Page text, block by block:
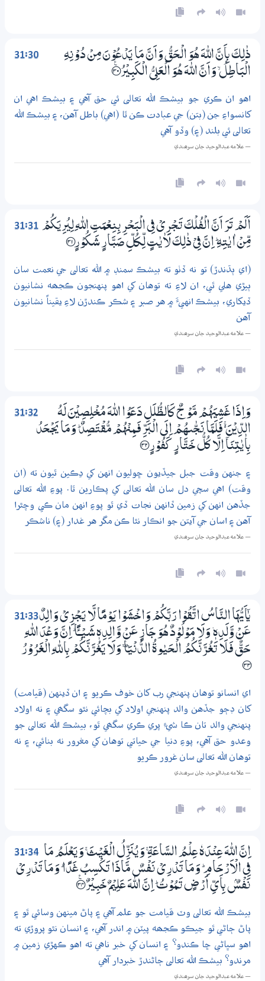
31:30
ذٰلِكَ بِاَنَّ اللّٰهَ هُوَ الْـحَقُّ وَاَنَّ مَا يَدْعُوْنَ مِنْ دُوْنِهِ
الْبَاطِلُ ۙ وَاَنَّ اللّٰهَ هُوَ الْعَلِيُّ الْكَبِيْرُ ؀ۧ30
اهو ان ڪري جو بيشڪ الله تعالى ئي حق آهي ۽ بيشڪ اهي ان
کانسواءِ جن (بتن) جي عبادت ڪن ٿا (اهي) باطل آهن، ۽ بيشڪ الله
تعالى ئي بلند (۽) وڏو آهي
— علامه عبدالوحيد جان سرھندي
31:31 اَلَمْ تَرَ اَنَّ الْفُلْكَ تَـجْرِيْ فِي الْبَحْرِ بِنِعْمَتِ اللّٰهِ لِيُرِيَكُمْ
مِّنْ اٰيٰتِهِ ۭ اِنَّ فِيْ ذٰلِكَ لَاٰيٰتٍ لِّكُلِّ صَبَّارٍ شَكُوْرٍ ؀31
(اي ٻڌندڙ) تو نه ڏٺو ته بيشڪ سمنڊ ۾ الله تعالى جي نعمت سان
ٻيڙي هلي ٿي، ان لاءِ ته توهان کي اهو پنهنجون ڪجھه نشانيون
ڏيکاري، بيشڪ انهيءَ ۾ هر صبر ۽ شڪر ڪندڙن لاءِ يقيناً نشانيون
آهن
— علامه عبدالوحيد جان سرھندي
31:32
وَاِذَا غَشِيَهُمْ مَّوْجٌ كَالظُّلَلِ دَعَوُا اللّٰهَ مُـخْلِصِيْنَ لَهُ
الدِّيْنَ ڬ فَلَمَّا نَـجّٰىهُمْ اِلَى الْبَرِّ فَـمِنْهُمْ مُّقْتَصِدٌ ۭ وَمَا يَجْــحَدُ
بِاٰيٰتِنَآ اِلَّا كُلُّ خَتَّارٍ كَفُوْرٍ ؀32
۽ جنهن وقت جبل جيڏيون ڇوليون انهن کي ڍڪين ٿيون ته (ان
وقت) اهي سچي دل سان الله تعالى کي پڪارين ٿا. پوءِ الله تعالى
جڏهن انهن کي زمين ڏانهن نجات ڏي ٿو پوءِ انهن مان ڪي وچٿرا
آهن ۽ اسان جي آيتن جو انڪار نٿا ڪن مگر هر غدار (۽) ناشڪر
— علامه عبدالوحيد جان سرھندي
31:33يٰٓاَيُّهَا النَّاسُ اتَّقُوْا رَبَّكُمْ وَاخْشَوْا يَوْمًا لَّا يَـجْزِيْ وَالِدٌ
عَنْ وَّلَدِهٖ ۡ وَلَا مَوْلُوْدٌ هُوَ جَازٍ عَنْ وَّالِدِهٖ شَـيْـــــًٔا ۭ اِنَّ وَعْدَ اللّٰهِ
حَقٌّ فَلَا تَغُرَّنَّكُمُ الْـحَيٰوةُ الدُّنْيَا ۪ وَلَا يَغُرَّنَّكُمْ بِاللّٰهِ الْغَرُوْرُ
؀33
اي انسانو توهان پنهنجي رب کان خوف ڪريو ۽ ان ڏينهن (قيامت)
کان ڊڄو جڏهن والد پنهنجي اولاد کي بچائي نٿو سگھي ۽ نه اولاد
پنهنجي والد تان ڪا شيءِ پري ڪري سگھي ٿو، بيشڪ الله تعالى جو
وعدو حق آهي، پوءِ دنيا جي حياتي توهان کي مغرور نه بنائي، ۽ نه
توهان الله تعالى سان غرور ڪريو
— علامه عبدالوحيد جان سرھندي
31:34
اِنَّ اللّٰهَ عِنْدَهٗ عِلْمُ السَّاعَةِ ۚ وَيُنَزِّلُ الْغَيْثَ ۚ وَيَعْلَمُ مَا
فِي الْاَرْحَامِ ۭ وَمَا تَدْرِيْ نَفْسٌ مَّاذَا تَكْسِبُ غَدًا ۭ وَمَا تَدْرِيْ
نَفْسٌۢ بِاَيِّ اَرْضٍ تَـمُوْتُ ۭ اِنَّ اللّٰهَ عَلِيْمٌ خَبِيْرٌ ؀ۧ34
بيشڪ الله تعالى وٽ قيامت جو علم آهي ۽ پاڻ مينهن وسائي ٿو ۽
پاڻ ڄاڻي ٿو جيڪو ڪجھه پيٽن ۾ اندر آهي، ۽ انسان نٿو پروڙي ته
اهو سڀاڻي ڇا ڪندو؟ ۽ انسان کي خبر ناهي ته اهو ڪهڙي زمين ۾
مرندو؟ بيشڪ الله تعالى ڄاڻندڙ خبردار آهي
— علامه عبدالوحيد جان سرھندي